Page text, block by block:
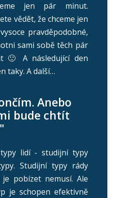
jen pár minut.
vědět, že chceme jen
pravděpodobné,
sami sobě těch pár
🙂 A následující den
taky. A další…
Anebo
bude chtít
lidí - studijní typy
Studijní typy rády
pobízet nemusí. Ale
je schopen efektivně